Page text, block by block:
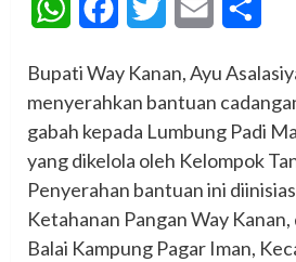
WhatsAppFacebookTwitter Email
Bupati Way Kanan, Ayu
menyerahkan bantuan
gabah kepada Lumbung Padi
yang dikelola oleh Kelompok
Penyerahan bantuan ini
Ketahanan Pangan Way
Balai Kampung Pagar Iman,